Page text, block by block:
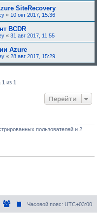
SiteRecovery
« 10 окт 2017, 15:36
BCDR
« 31 авг 2017, 11:55
Azure
« 28 авг 2017, 15:29
1 из 1
Перейти
пользователей и 2
Часовой пояс: UTC+03:00